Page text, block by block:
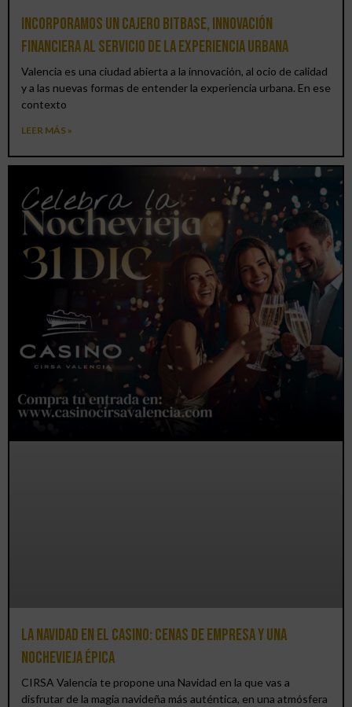
Incorporamos un cajero BitBase, innovación
financiera al servicio de la experiencia urbana
Valencia es una ciudad abierta a la innovación, al ocio de calidad
y a las nuevas formas de entender la experiencia urbana. En ese
contexto
LEER MÁS »
La Navidad en el Casino: cenas de empresa y una
Nochevieja épica
CIRSA Valencia te propone una Navidad en la que vas a
disfrutar de la magia navideña más auténtica, en una atmósfera